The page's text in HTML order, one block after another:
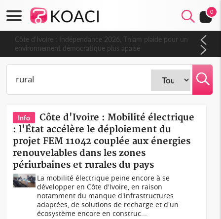
0
Côte d'Ivoire : Indépendance 2026, Thiam plaide pour un
environnement démocratique plus apaisé
Info
Côte d'Ivoire : Mobilité électrique
: l'État accélère le déploiement du
projet FEM 11042 couplée aux énergies
renouvelables dans les zones
périurbaines et rurales du pays
La mobilité électrique peine encore à se
développer en Côte d'Ivoire, en raison
notamment du manque d'infrastructures
adaptées, de solutions de recharge et d'un
écosystème encore en construc...